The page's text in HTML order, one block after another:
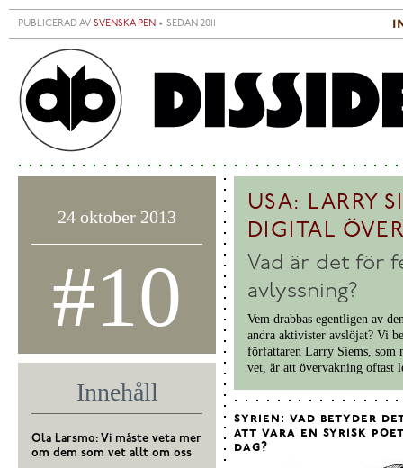
Hoppa till huvudinnehåll
PUBLICERAD AV SVENSKA PEN • SEDAN 2011
USA: LARRY
DIGITAL
Vad är det för
avlyssning?
Vem drabbas egentligen av
andra aktivister avslöjat? Vi
författaren Larry Siems, som
vet, är att övervakning oftast
syrien: vad betyder
att vara en syrisk
dag?
24 oktober 2013
#10
Innehåll
Ola Larsmo: Vi måste veta mer
om dem som vet allt om oss